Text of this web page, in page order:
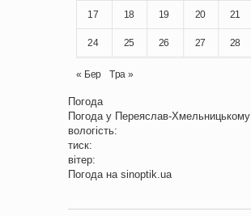
17 18 19 20 21
24 25 26 27 28
« Бер Тра »
Погода
Погода у Переяслав-Хмельницькому
вологість:
тиск:
вітер:
Погода на sinoptik.ua